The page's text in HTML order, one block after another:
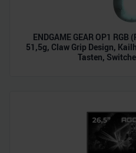
ENDGAME GEAR OP1
51,5g, Claw Grip Design,
Tasten,